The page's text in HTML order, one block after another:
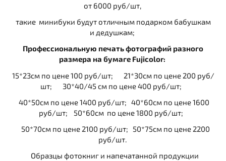
от 6000 руб/шт,
такие минибуки будут отличным подарком бабушкам
и дедушкам;
Профессиональную печать фотографий разного
размера на бумаге Fujicolor:
15*23см по цене 100 руб/шт; 21*30см по цене 200 руб/
шт; 30*40/45 см по цене 400 руб/шт;
40*50см по цене 1400 руб/шт; 40*60см по цене 1600
руб/шт; 50*60см по цене 1800 руб/шт;
50*70см по цене 2100 руб/шт; 50*75см по цене 2200
руб/шт.
Образцы фотокниг и напечатанной продукции